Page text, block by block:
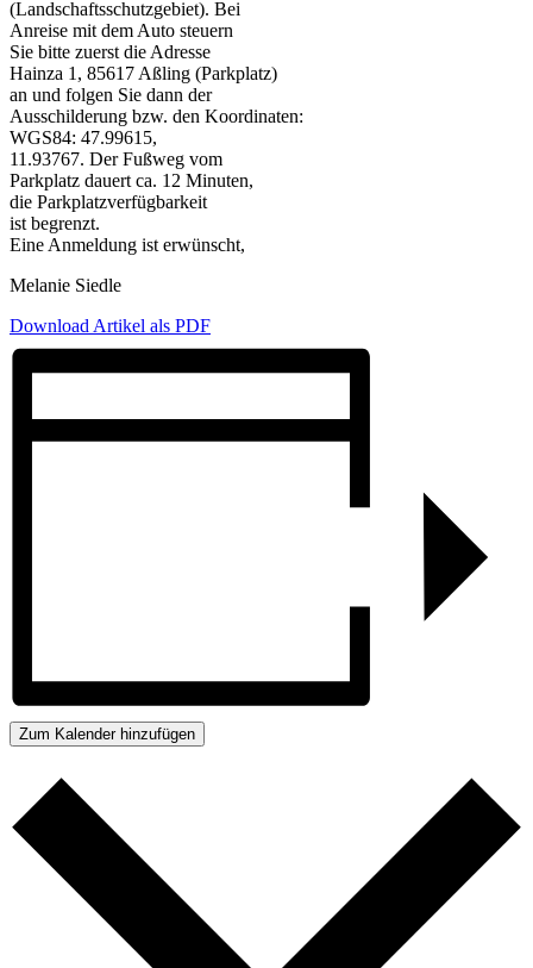
(Landschaftsschutzgebiet). Bei
Anreise mit dem Auto steuern
Sie bitte zuerst die Adresse
Hainza 1, 85617 Aßling (Parkplatz)
an und folgen Sie dann der
Ausschilderung bzw. den Koordinaten:
WGS84: 47.99615,
11.93767. Der Fußweg vom
Parkplatz dauert ca. 12 Minuten,
die Parkplatzverfügbarkeit
ist begrenzt.
Eine Anmeldung ist erwünscht,
Melanie Siedle
Download Artikel als PDF
Zum Kalender hinzufügen